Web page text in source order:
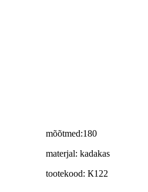
mõõtmed:180
materjal: kadakas
tootekood: К122